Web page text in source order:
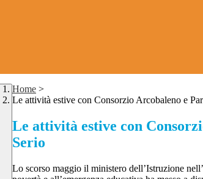
Home >
Le attività estive con Consorzio Arcobaleno e
Le attività estive con
Serio
Lo scorso maggio il ministero dell’Istruzione